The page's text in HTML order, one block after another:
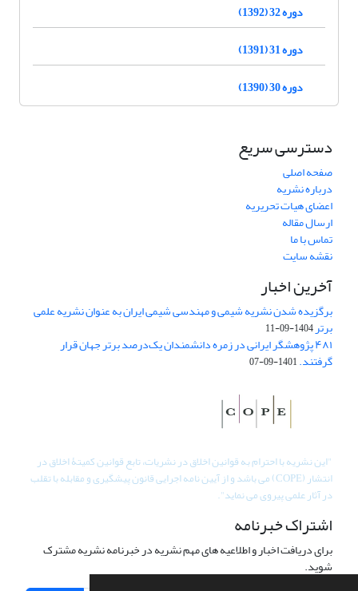
دوره 32 (1392)
دوره 31 (1391)
دوره 30 (1390)
دسترسی سریع
صفحه اصلی
درباره نشریه
اعضای هیات تحریریه
ارسال مقاله
تماس با ما
نقشه سایت
آخرین اخبار
برگزیده شدن نشریه شیمی و مهندسی شیمی ایران به عنوان نشریه علمی
برتر1404-09-11
۴۸۱ پژوهشگر ایرانی در زمره دانشمندان یک‌درصد برتر جهان قرار
گرفتند.1401-09-07
"این نشریه با احترام به قوانین اخلاق در نشریات، تابع قوانین کمیتۀ اخلاق در
انتشار (COPE) می باشد و از آیین نامه اجرایی قانون پیشگیری و مقابله با تقلب
در آثار علمی پیروی می نماید".
اشتراک خبرنامه
برای دریافت اخبار و اطلاعیه های مهم نشریه در خبرنامه نشریه مشترک
شوید.